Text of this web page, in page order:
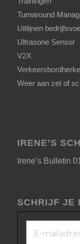
Turnaround
Uitlijnen
Ultrasone Sensor
V2X
Weer aan zet of
IRENE’S
Irene’s Bulletin
SCHRIJF JE